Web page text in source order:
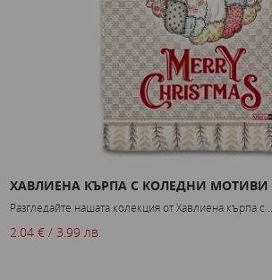
ХАВЛИЕНА КЪРПА С КОЛЕДНИ МОТИВИ
Разгледайте нашата колекция от Хавлиена кърпа с
2.04 € / 3.99 лв.